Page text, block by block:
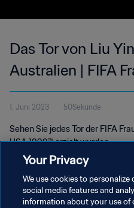
Das Tor von Liu
Australien | FIFA
Weltmeisterschaft
1. Juni 2023 50Sekunde
Sehen Sie jedes Tor der FIFA
USA 1999™ erzielt wurden.
Your Privacy
We use cookies to
social media features and
information about your use of